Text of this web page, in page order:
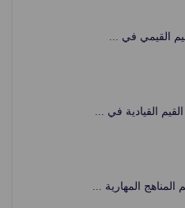
القيمي في ...
القيادية في ...
المهارية ...